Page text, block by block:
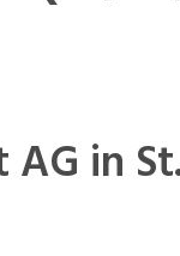
in